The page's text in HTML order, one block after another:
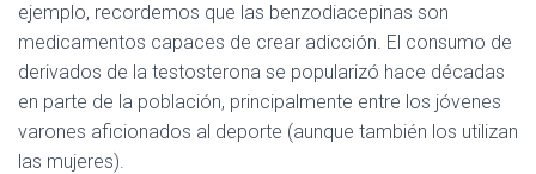
ejemplo, recordemos que las benzodiacepinas son
medicamentos capaces de crear adicción. El consumo de
derivados de la testosterona se popularizó hace décadas
en parte de la población, principalmente entre los jóvenes
varones aficionados al deporte (aunque también los utilizan
las mujeres).